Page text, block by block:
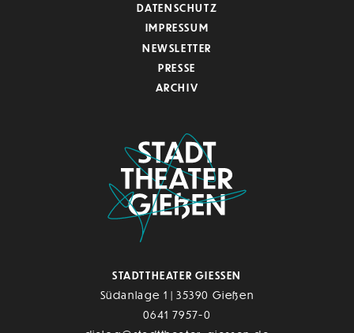
DATENSCHUTZ
IMPRESSUM
NEWSLETTER
PRESSE
ARCHIV
STADTTHEATER GIESSEN
Südanlage 1 | 35390 Gießen
0641 7957-0